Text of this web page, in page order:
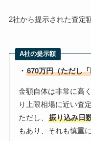
2社から提示された査定
A社の提示額
・ 670万円（ただし
金額自体は非常に高
り上限相場に近い査
ただし、
振り込み日
もあり、それも慎重